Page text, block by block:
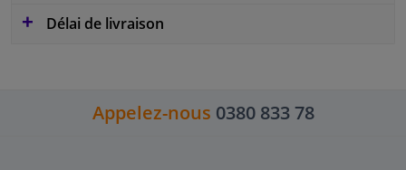
Délai de livraison
Appelez-nous 0380 833 78